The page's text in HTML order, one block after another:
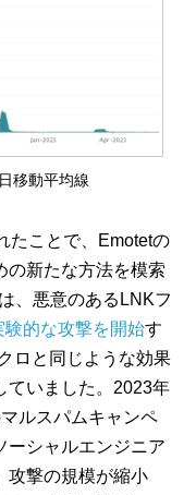
移動平均線
たことで、Emotetの
の新たな方法を模索
、悪意のあるLNKフ
験的な攻撃を開始す
ロと同じような効果
ていました。2023年
ルスパムキャンペ
ーシャルエンジニア
攻撃の規模が縮小